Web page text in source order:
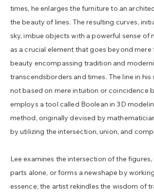
times, he enlarges the furniture to an
the beauty of lines. The resulting curves,
sky, imbue objects with a powerful sense of
as a crucial element that goes beyond
beauty encompassing tradition and
transcendsborders and times. The line in
not based on mere intuition or coincidence
employs a tool called Boolean in 3D
method, originally devised by
by utilizing the intersection, union, and
Lee examines the intersection of the
parts alone, or forms a newshape by
essence, the artist rekindles the wisdom of